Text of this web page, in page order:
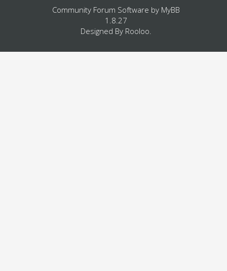
Community Forum Software by MyBB
1.8.27
Designed By Rooloo.